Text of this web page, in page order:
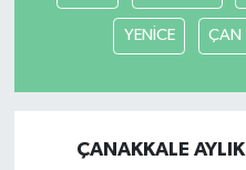
YENİCE ÇAN
ÇANAKKALE